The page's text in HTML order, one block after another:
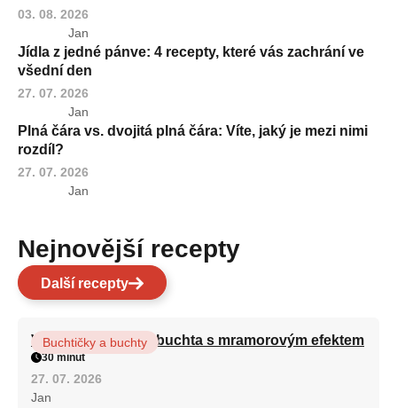
03. 08. 2026
Jan
Jídla z jedné pánve: 4 recepty, které vás zachrání ve
všední den
27. 07. 2026
Jan
Plná čára vs. dvojitá plná čára: Víte, jaký je mezi nimi
rozdíl?
27. 07. 2026
Jan
Nejnovější recepty
Další recepty
Vláčná olejová litá buchta s mramorovým efektem
Buchtičky a buchty
30 minut
27. 07. 2026
Jan